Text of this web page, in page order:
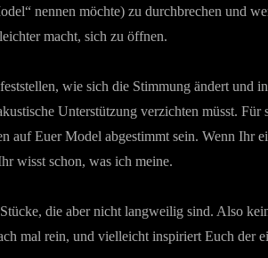
nennen möchte) zu durchbrechen und
macht, sich zu öffnen.
wie sich die Stimmung ändert
Unterstützung verzichten müsst.
auf Euer Model abgestimmt sein. Wenn Ihr
wisst schon, was ich meine.
die aber nicht langweilig sind. Also
mal rein, und vielleicht inspiriert Euch der